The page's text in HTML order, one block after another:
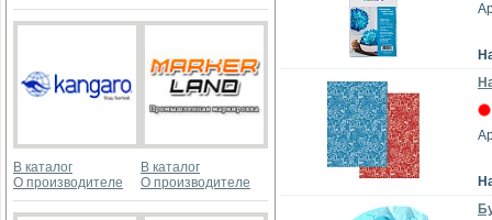
В каталог
О производителе
В каталог
О производителе